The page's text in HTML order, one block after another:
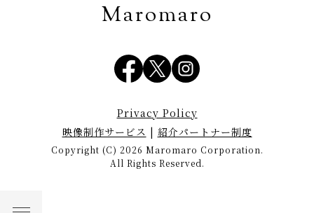
Maromaro
Privacy Policy
映像制作サービス | 紹介パートナー制度
Copyright (C) 2026 Maromaro Corporation.
All Rights Reserved.